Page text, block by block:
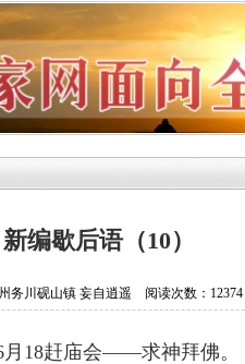
新编歇后语（10）
务川砚山镇 妄自逍遥 阅读次数：
月 18赶庙会——求神拜佛。